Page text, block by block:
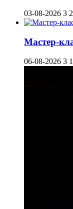
03-08-2026 3
Мастер-
06-08-2026 3